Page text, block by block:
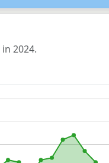
2024.